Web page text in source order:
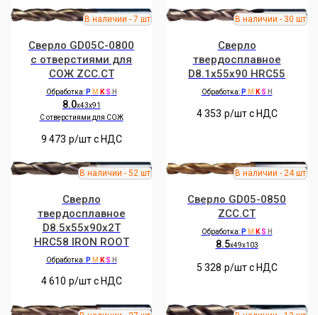
Сверло GD05C-0800
с отверстиями для
СОЖ ZCC.CT
Обработка: P M K S H
8.0x43x91
C отверстиями для СОЖ
9 473 р/шт c НДС
Сверло
твердосплавное
D8.1x55x90 HRC55
Обработка: P M K S H
4 353 р/шт c НДС
Сверло
твердосплавное
D8.5x55x90x2T
HRC58 IRON ROOT
Обработка: P M K S H
4 610 р/шт c НДС
Сверло GD05-0850
ZCC.CT
Обработка: P M K S H
8.5x49x103
5 328 р/шт c НДС